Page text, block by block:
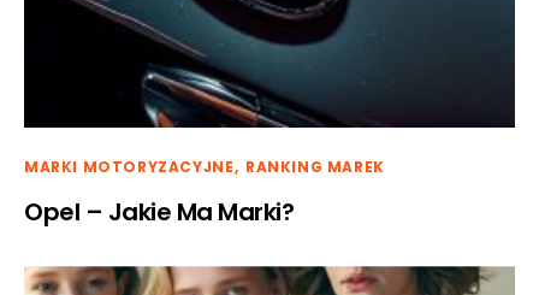
MARKI MOTORYZACYJNE RANKING MAREK
Opel – Jakie Ma Marki?